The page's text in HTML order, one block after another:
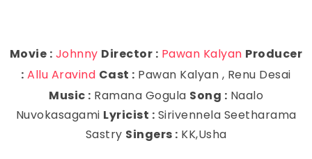
Movie : Johnny Director : Pawan Kalyan Producer
: Allu Aravind Cast : Pawan Kalyan , Renu Desai
Music : Ramana Gogula Song : Naalo
Nuvokasagami Lyricist : Sirivennela Seetharama
Sastry Singers : KK,Usha